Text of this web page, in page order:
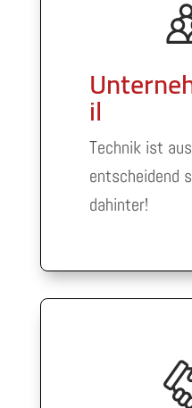
il
Technik ist
entscheidend
dahinter!